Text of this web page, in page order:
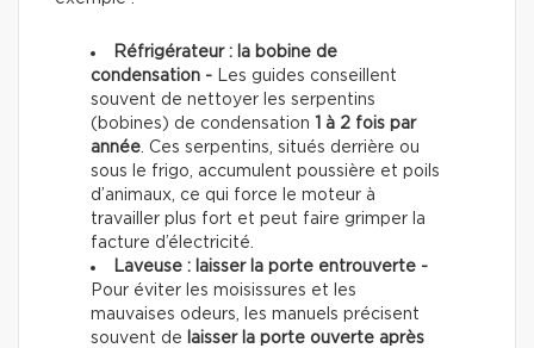
Réfrigérateur : la bobine de
condensation - Les guides conseillent
souvent de nettoyer les serpentins
(bobines) de condensation
1 à 2 fois par
année. Ces serpentins, situés derrière ou
sous le frigo, accumulent poussière et poils
d’animaux, ce qui force le moteur à
travailler plus fort et peut faire grimper la
facture d’électricité.
Laveuse : laisser la porte entrouverte -
Pour éviter les moisissures et les
mauvaises odeurs, les manuels précisent
souvent de
laisser la porte ouverte après